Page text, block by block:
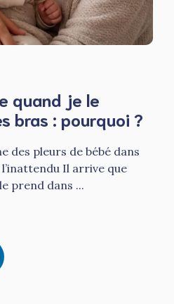
quand je le
bras : pourquoi ?
des pleurs de bébé dans
Il arrive que
prend dans ...